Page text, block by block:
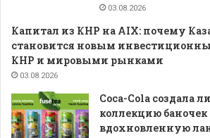
03.08.2026
Капитал из КНР на AIX: почему
становится новым
КНР и мировыми рынками
03.08.2026
Coca-Cola создала
коллекцию баночек
вдохновленную